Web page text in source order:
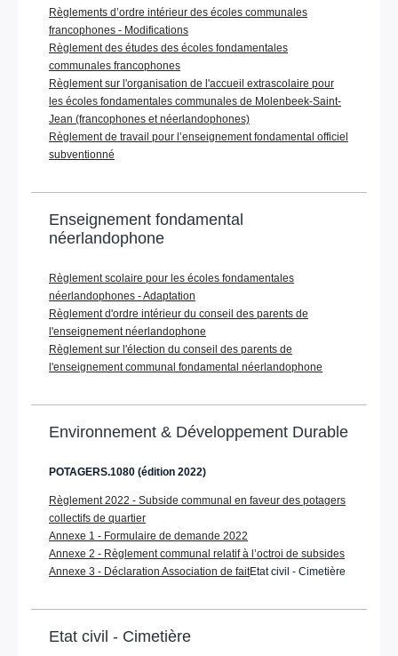
Règlements d’ordre intérieur des écoles communales
francophones - Modifications
Règlement des études des écoles fondamentales
communales francophones
Règlement sur l'organisation de l'accueil extrascolaire pour
les écoles fondamentales communales de Molenbeek-Saint-
Jean (francophones et néerlandophones)
Règlement de travail pour l’enseignement fondamental officiel
subventionné
Enseignement fondamental
néerlandophone
Règlement scolaire pour les écoles fondamentales
néerlandophones - Adaptation
Règlement d'ordre intérieur du conseil des parents de
l'enseignement néerlandophone
Règlement sur l'élection du conseil des parents de
l'enseignement communal fondamental néerlandophone
Environnement & Développement Durable
POTAGERS.1080 (édition 2022)
Règlement 2022 - Subside communal en faveur des potagers
collectifs de quartier
Annexe 1 - Formulaire de demande 2022
Annexe 2 - Règlement communal relatif à l’octroi de subsides
Annexe 3 - Déclaration Association de faitEtat civil - Cimetière
Etat civil - Cimetière